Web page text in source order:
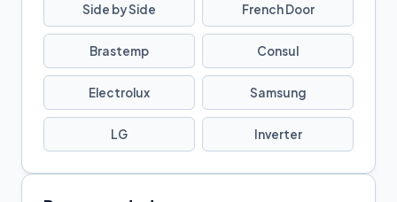
Side by Side French Door
Brastemp Consul
Electrolux Samsung
LG Inverter